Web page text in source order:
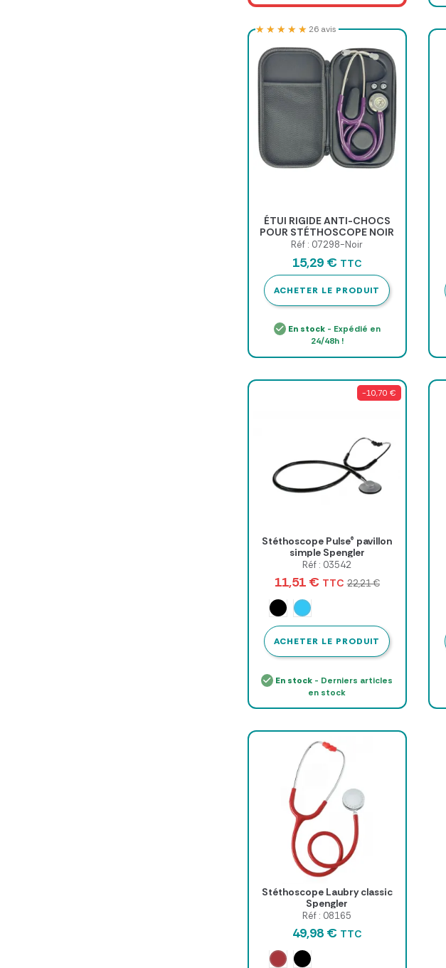
ÉTUI RIGIDE ANTI-CHOCS
POUR STÉTHOSCOPE NOIR
LITTMANN - noir
Réf : 07298-Noir
★★★★★
★★★★★ 26 avis
15,29 € TTC
ACHETER LE PRODUIT
En stock- Expédié en
24/48h !
-10,70 €
Stéthoscope Pulse® pavillon
simple Spengler
Réf : 03542
11,51 € TTC 22,21 €
Noir Bleu azur
ACHETER LE PRODUIT
En stock - Derniers articles
en stock
Stéthoscope Laubry classic
Spengler
Réf : 08165
49,98 € TTC
RougeNoir